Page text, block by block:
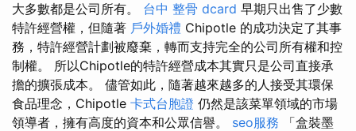
大多數都是公司所有。 台中 整骨 dcard 早期只出售了少數
特許經營權，但隨著 戶外婚禮 Chipotle 的成功決定了其事
務，特許經營計劃被廢棄，轉而支持完全的公司所有權和控
制權。 所以Chipotle的特許經營成本其實只是公司直接承
擔的擴張成本。 儘管如此，隨著越來越多的人接受其環保
食品理念，Chipotle 卡式台胞證 仍然是該菜單領域的市場
領導者，擁有高度的資本和公眾信譽。 seo服務 「盒裝墨